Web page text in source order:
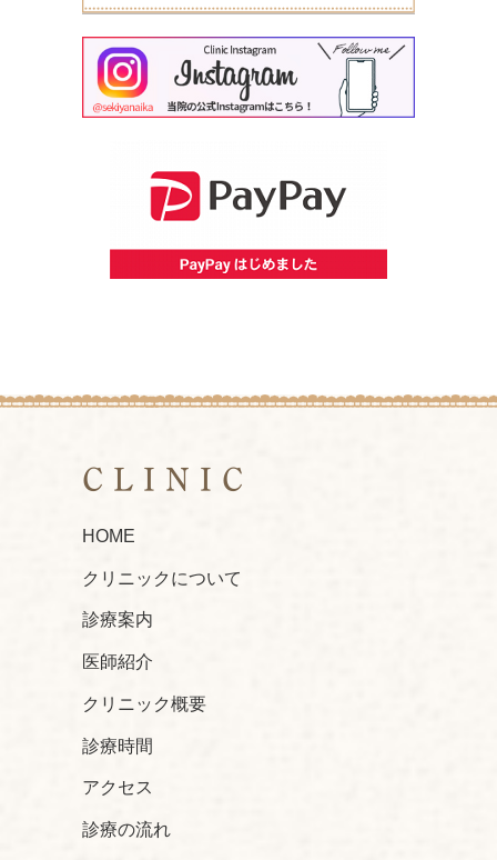
CLINIC
HOME
クリニックについて
診療案内
医師紹介
クリニック概要
診療時間
アクセス
診療の流れ